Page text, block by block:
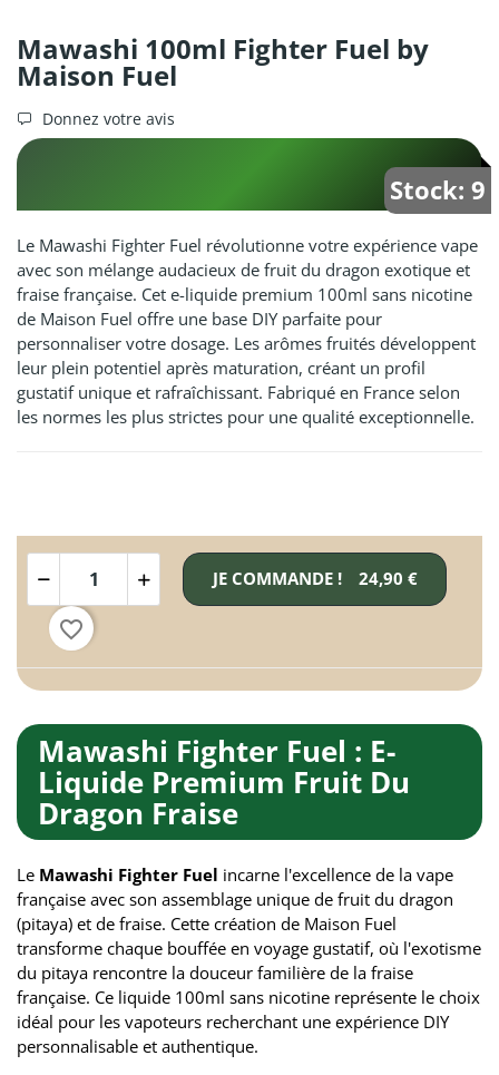
Mawashi 100ml Fighter Fuel by
Maison Fuel
Donnez votre avis
Stock: 9
Le Mawashi Fighter Fuel révolutionne votre expérience vape
avec son mélange audacieux de fruit du dragon exotique et
fraise française. Cet e-liquide premium 100ml sans nicotine
de Maison Fuel offre une base DIY parfaite pour
personnaliser votre dosage. Les arômes fruités développent
leur plein potentiel après maturation, créant un profil
gustatif unique et rafraîchissant. Fabriqué en France selon
les normes les plus strictes pour une qualité exceptionnelle.
JE COMMANDE ! 24,90 €
favorite_border
Mawashi Fighter Fuel : E-
Liquide Premium Fruit Du
Dragon Fraise
Le Mawashi Fighter Fuel incarne l'excellence de la vape
française avec son assemblage unique de fruit du dragon
(pitaya) et de fraise. Cette création de Maison Fuel
transforme chaque bouffée en voyage gustatif, où l'exotisme
du pitaya rencontre la douceur familière de la fraise
française. Ce liquide 100ml sans nicotine représente le choix
idéal pour les vapoteurs recherchant une expérience DIY
personnalisable et authentique.